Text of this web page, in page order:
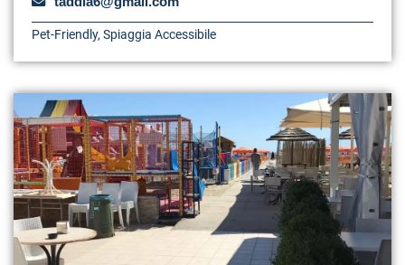
Pet-Friendly, Spiaggia Accessibile